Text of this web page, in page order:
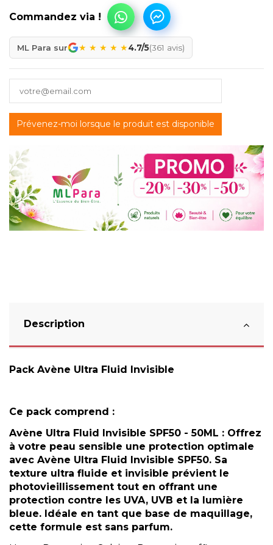
ML Para sur ★ ★ ★ ★ ★4.7/5(361 avis)
Description
Pack Avène Ultra Fluid Invisible
Ce pack comprend :
Avène Ultra Fluid Invisible SPF50 - 50ML : Offrez
à votre peau sensible une protection optimale
avec Avène Ultra Fluid Invisible SPF50. Sa
texture ultra fluide et invisible prévient le
photovieillissement tout en offrant une
protection contre les UVA, UVB et la lumière
bleue. Idéale en tant que base de maquillage,
cette formule est sans parfum.